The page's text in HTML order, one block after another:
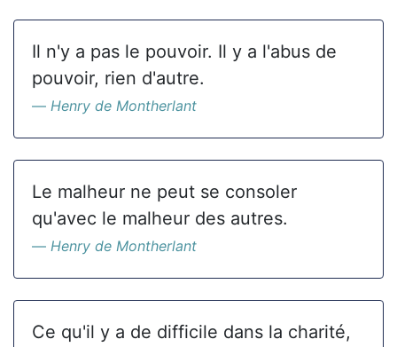
Il n'y a pas le pouvoir. Il y a l'abus de
pouvoir, rien d'autre.
Henry de Montherlant
Le malheur ne peut se consoler
qu'avec le malheur des autres.
Henry de Montherlant
Ce qu'il y a de difficile dans la charité,